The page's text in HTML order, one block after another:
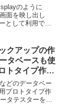
ソースのセカ
リリース。
のように
面を映し出し
として利用でき
クアップの作
タベースも使
トタイプ作成
ータテスタ
どのデータベー
プロトタイプ作
タテスターを募